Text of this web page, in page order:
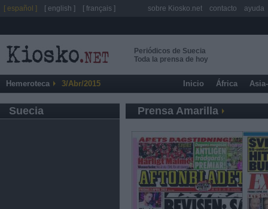
Periódicos de Suecia
Toda la prensa de hoy
Hemeroteca 3/Abr/2015 Inicio África
Suecia Prensa Amarilla
[ español ] [ english ] [ français ] sobre Kiosko.net contacto ayuda